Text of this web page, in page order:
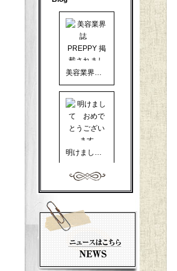
美容業界誌 PREPPY 掲載されました
明けまして おめでとうございます